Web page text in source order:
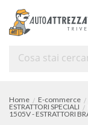
Home E-commerce
ESTRATTORI SPECIALI